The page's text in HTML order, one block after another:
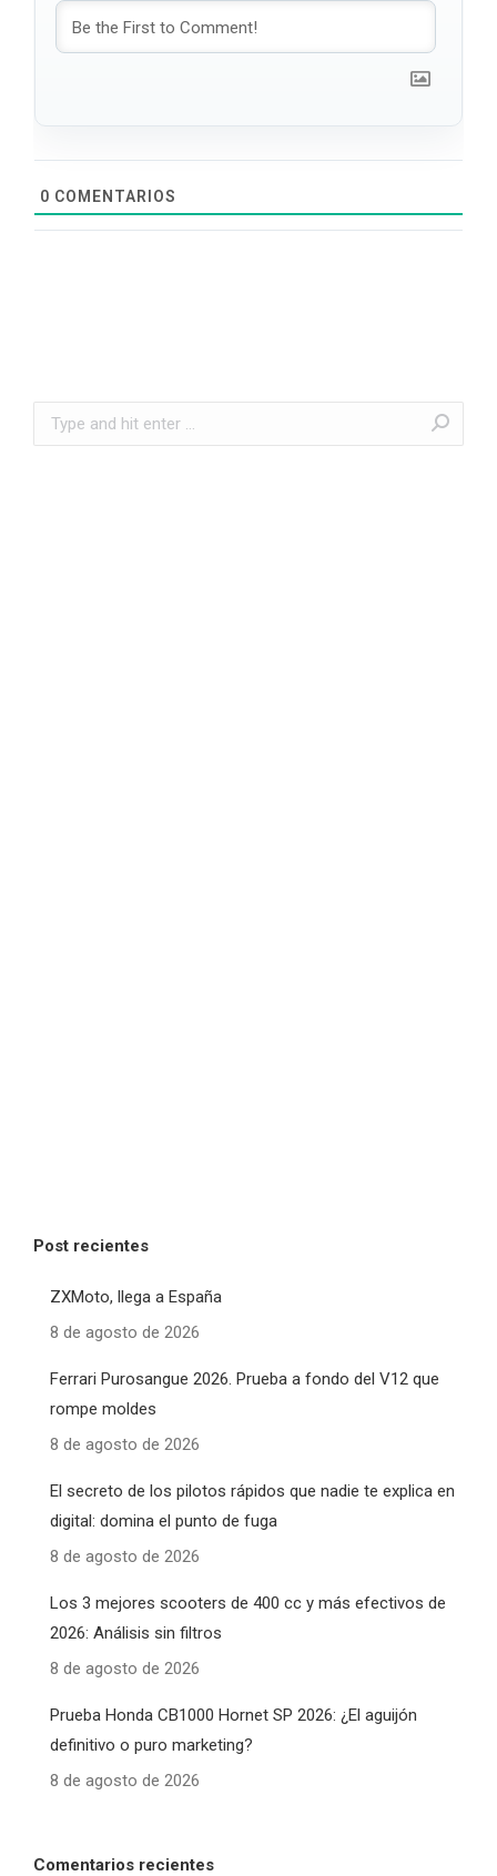
0 COMENTARIOS
Search:
Post recientes
ZXMoto, llega a España
8 de agosto de 2026
Ferrari Purosangue 2026. Prueba a fondo del V12 que
rompe moldes
8 de agosto de 2026
El secreto de los pilotos rápidos que nadie te explica en
digital: domina el punto de fuga
8 de agosto de 2026
Los 3 mejores scooters de 400 cc y más efectivos de
2026: Análisis sin filtros
8 de agosto de 2026
Prueba Honda CB1000 Hornet SP 2026: ¿El aguijón
definitivo o puro marketing?
8 de agosto de 2026
Comentarios recientes